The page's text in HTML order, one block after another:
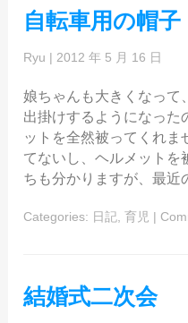
自転車用の帽子
Ryu | 2012 年 5 月 16 日
娘ちゃんも大きくなって
出掛けするようになった
ットを全然被ってくれま
てないし、ヘルメットを
ちも分かりますが、最近
Categories: 日記 ,育児 |
結婚式二次会